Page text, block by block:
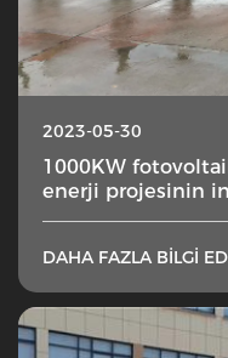
2023-05-30
1000KW
enerji projesinin
DAHA FAZLA BILGI